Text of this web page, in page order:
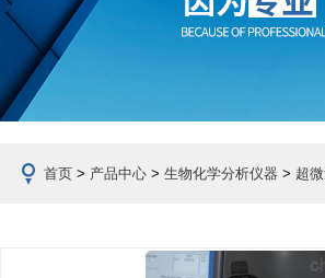
首页 > 产品中心 > 生物化学分析仪器 > 超